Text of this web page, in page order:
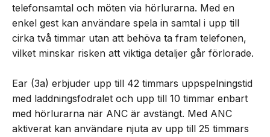
telefonsamtal och möten via hörlurarna. Med en
enkel gest kan användare spela in samtal i upp till
cirka två timmar utan att behöva ta fram telefonen,
vilket minskar risken att viktiga detaljer går förlorade.
Ear (3a) erbjuder upp till 42 timmars uppspelningstid
med laddningsfodralet och upp till 10 timmar enbart
med hörlurarna när ANC är avstängt. Med ANC
aktiverat kan användare njuta av upp till 25 timmars